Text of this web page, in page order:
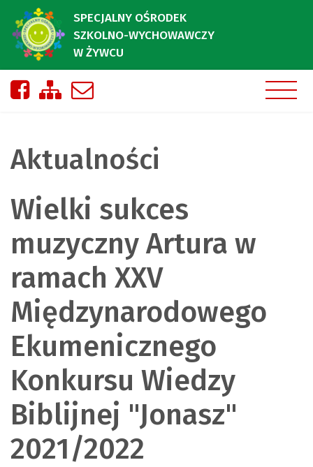
SPECJALNY OŚRODEK
SZKOLNO-WYCHOWAWCZY
W ŻYWCU
Nasza strona na Facebooku
Zobacz mapę strony
Aktualności
Wielki sukces
muzyczny Artura w
ramach XXV
Międzynarodowego
Ekumenicznego
Konkursu Wiedzy
Biblijnej "Jonasz"
2021/2022